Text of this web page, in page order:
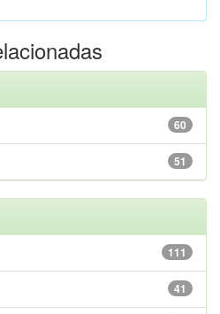
60
51
111
41